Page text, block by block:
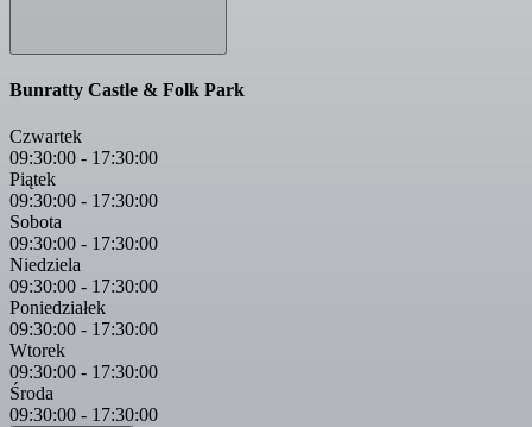
Bunratty Castle & Folk Park
Czwartek
09:30:00 - 17:30:00
Piątek
09:30:00 - 17:30:00
Sobota
09:30:00 - 17:30:00
Niedziela
09:30:00 - 17:30:00
Poniedziałek
09:30:00 - 17:30:00
Wtorek
09:30:00 - 17:30:00
Środa
09:30:00 - 17:30:00